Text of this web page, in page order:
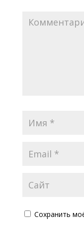
Сохранить